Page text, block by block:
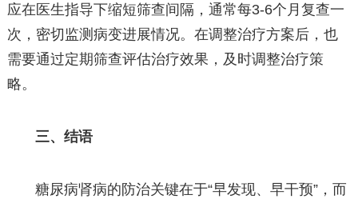
应在医生指导下缩短筛查间隔，通常每3-6个月复查一
次，密切监测病变进展情况。在调整治疗方案后，也
需要通过定期筛查评估治疗效果，及时调整治疗策
略。
三、结语
糖尿病肾病的防治关键在于“早发现、早干预”，而